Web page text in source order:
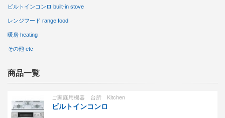
ビルトインコンロ built-in stove
レンジフード range food
暖房 heating
その他 etc
商品一覧
ご家庭用機器 台所 Kitchen
ビルトインコンロ